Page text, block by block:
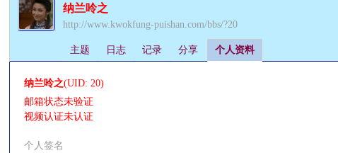
›
纳兰呤之
http://www.kwokfung-puishan.com/bbs/?20
主题 日志 记录 分享 个人资料
纳兰呤之(UID: 20)
邮箱状态未验证
视频认证未认证
个人签名